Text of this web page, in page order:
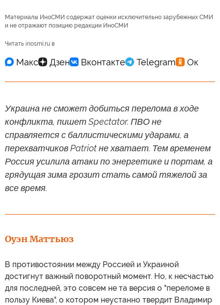
Материалы ИноСМИ содержат оценки исключительно зарубежных СМИ
и не отражают позицию редакции ИноСМИ
Читать inosmi.ru в
Украина не сможет добиться перелома в ходе
конфликта, пишет Spectator. ПВО не
справляется с баллистическими ударами, а
перехватчиков Patriot не хватает. Тем временем
Россия усилила атаки по энергетике и портам, а
грядущая зима грозит стать самой тяжелой за
все время.
Оуэн Маттьюз
В противостоянии между Россией и Украиной
достигнут важный поворотный момент. Но, к несчастью
для последней, это совсем не та версия о "переломе в
пользу Киева", о котором неустанно твердит Владимир